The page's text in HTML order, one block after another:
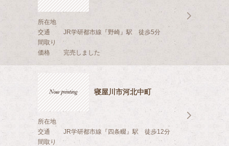
所在地
交通
JR学研都市線『野崎』駅 徒歩5分
間取り
価格
完売しました
寝屋川市河北中町
所在地
交通
JR学研都市線『四条畷』駅 徒歩12分
間取り